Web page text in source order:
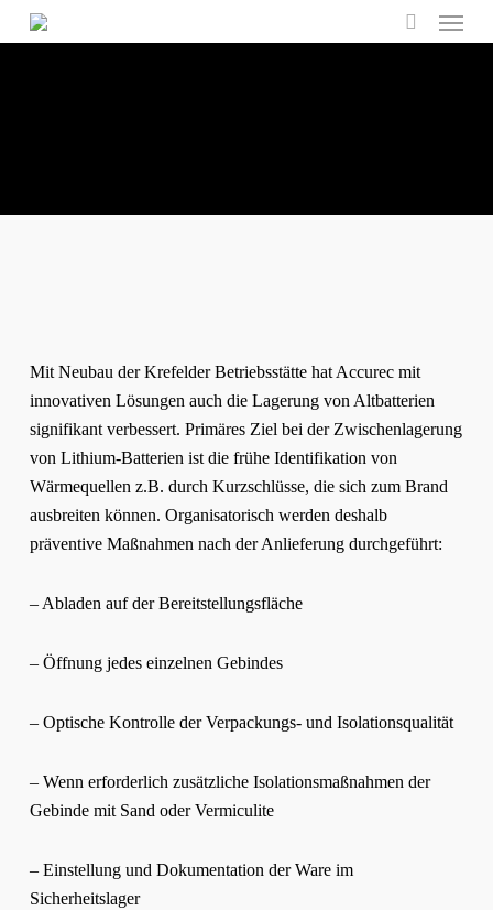
Skip
to
search
Mit Neubau der Krefelder Betriebsstätte hat Accurec mit
innovativen Lösungen auch die Lagerung von Altbatterien
signifikant verbessert. Primäres Ziel bei der Zwischenlagerung
von Lithium-Batterien ist die frühe Identifikation von
Wärmequellen z.B. durch Kurzschlüsse, die sich zum Brand
ausbreiten können. Organisatorisch werden deshalb
präventive Maßnahmen nach der Anlieferung durchgeführt:
– Abladen auf der Bereitstellungsfläche
– Öffnung jedes einzelnen Gebindes
– Optische Kontrolle der Verpackungs- und Isolationsqualität
– Wenn erforderlich zusätzliche Isolationsmaßnahmen der
Gebinde mit Sand oder Vermiculite
– Einstellung und Dokumentation der Ware im
Sicherheitslager